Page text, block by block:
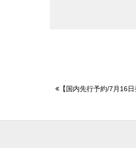
【国内先行予約/7月16